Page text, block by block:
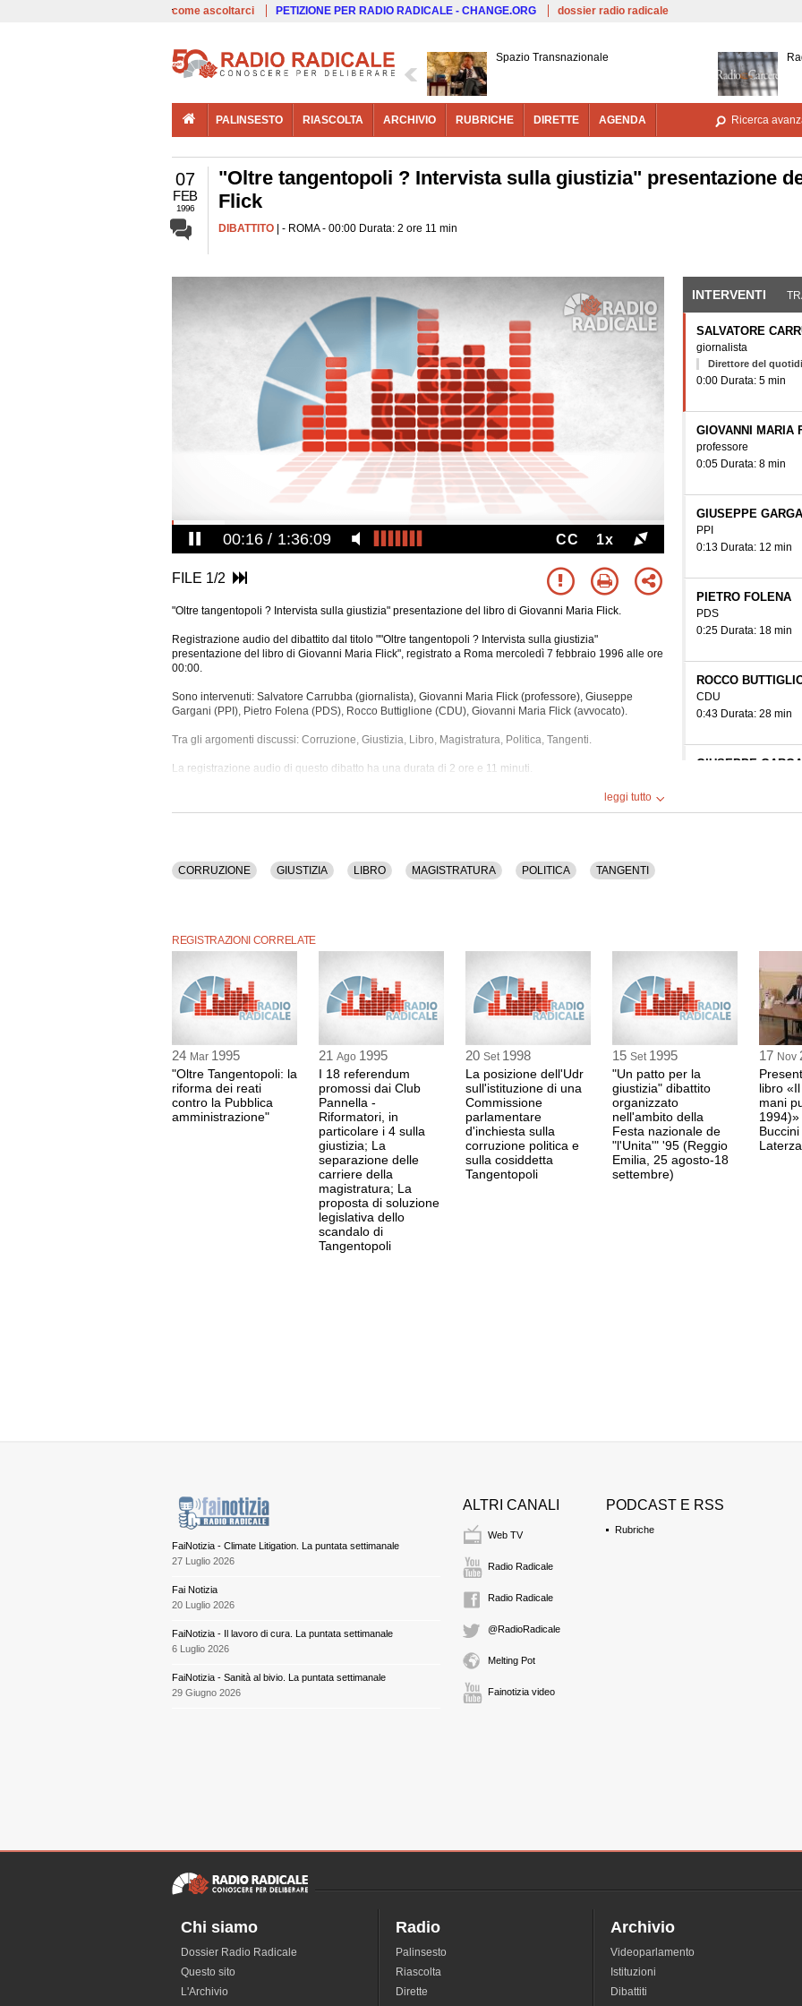
Salta al contenuto principale
come ascoltarci PETIZIONE PER RADIO RADICALE - CHANGE.ORG dossier radio radicale
Spazio Transnazionale
PALINSESTO RIASCOLTA ARCHIVIO RUBRICHE DIRETTE AGENDA Ricerca
07
FEB
1996
"Oltre tangentopoli ? Intervista sulla giustizia" presentazione
Flick
DIBATTITO | - ROMA - 00:00 Durata: 2 ore 11 min
00:17 1:36:09 CC 1x
FILE 1/2
"Oltre tangentopoli ? Intervista sulla giustizia" presentazione del libro di Giovanni Maria Flick.
Registrazione audio del dibattito dal titolo ""Oltre tangentopoli ? Intervista sulla giustizia"
presentazione del libro di Giovanni Maria Flick", registrato a Roma mercoledì 7 febbraio 1996 alle ore
00:00.
Sono intervenuti: Salvatore Carrubba (giornalista), Giovanni Maria Flick (professore), Giuseppe
Gargani (PPI), Pietro Folena (PDS), Rocco Buttiglione (CDU), Giovanni Maria Flick (avvocato).
Tra gli argomenti discussi: Corruzione, Giustizia, Libro, Magistratura, Politica, Tangenti.
La registrazione audio di questo dibatto ha una durata di 2 ore e 11 minuti.
leggi tutto
INTERVENTI
SALVATORE
giornalista
Direttore del
0:00 Durata: 5 min
GIOVANNI MARIA
professore
0:05 Durata: 8 min
GIUSEPPE
PPI
0:13 Durata: 12 min
PIETRO FOLENA
PDS
0:25 Durata: 18 min
ROCCO
CDU
0:43 Durata: 28 min
GIUSEPPE
PIETRO FOLENA
PDS
1:46 Durata: 14 min
GIOVANNI MARIA
avvocato
2:00 Durata: 11 min
CORRUZIONE GIUSTIZIA LIBRO MAGISTRATURA POLITICA TANGENTI
REGISTRAZIONI CORRELATE
24 Mar 1995
"Oltre Tangentopoli: la
riforma dei reati
contro la Pubblica
amministrazione"
21 Ago 1995
I 18 referendum
promossi dai Club
Pannella -
Riformatori, in
particolare i 4 sulla
giustizia; La
separazione delle
carriere della
magistratura; La
proposta di soluzione
legislativa dello
scandalo di
Tangentopoli
20 Set 1998
La posizione dell'Udr
sull'istituzione di una
Commissione
parlamentare
d'inchiesta sulla
corruzione politica e
sulla cosiddetta
Tangentopoli
15 Set 1995
"Un patto per la
giustizia" dibattito
organizzato
nell'ambito della
Festa nazionale de
"l'Unita'" '95 (Reggio
Emilia, 25 agosto-18
settembre)
17 Nov
libro
mani
FaiNotizia - Climate Litigation. La puntata settimanale
27 Luglio 2026
Fai Notizia
20 Luglio 2026
FaiNotizia - Il lavoro di cura. La puntata settimanale
6 Luglio 2026
FaiNotizia - Sanità al bivio. La puntata settimanale
29 Giugno 2026
ALTRI CANALI
Web TV
Radio Radicale
Radio Radicale
@RadioRadicale
Melting Pot
Fainotizia video
PODCAST E RSS
Rubriche
Chi siamo
Dossier Radio Radicale
Questo sito
L'Archivio
Radio
Palinsesto
Riascolta
Dirette
Archivio
Videoparlamento
Istituzioni
Dibattiti